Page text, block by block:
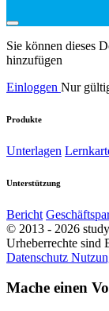
Sie können dieses
hinzufügen
Einloggen Nur
Produkte
Unterlagen
Unterstützung
Bericht
© 2013 - 2026
Urheberrechte sind
Datenschutz
Mache einen